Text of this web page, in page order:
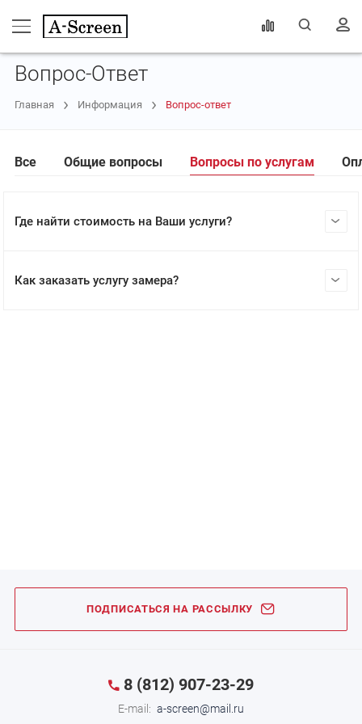
Вопрос-Ответ
Главная Информация Вопрос-ответ
Все Общие вопросы Вопросы по услугам
Где найти стоимость на Ваши услуги?
Как заказать услугу замера?
ПОДПИСАТЬСЯ НА РАССЫЛКУ
8 (812) 907-23-29
E-mail: a-screen@mail.ru